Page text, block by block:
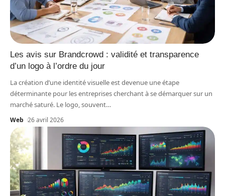
Les avis sur Brandcrowd : validité et transparence
d’un logo à l’ordre du jour
La création d’une identité visuelle est devenue une étape
déterminante pour les entreprises cherchant à se démarquer sur un
marché saturé. Le logo, souvent…
Web 26 avril 2026